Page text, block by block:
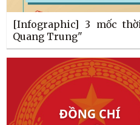
[Infographic] 3 mốc
Quang Trung"